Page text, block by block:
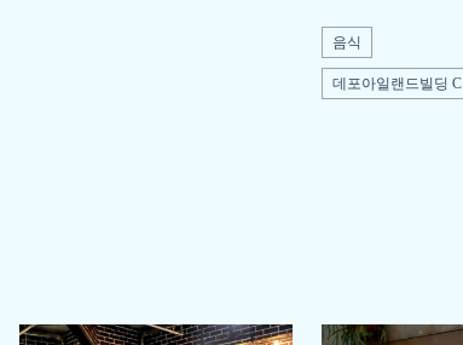
음식
데포아일랜드빌딩 C